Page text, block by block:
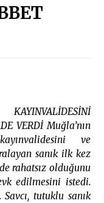
Çocuklardan
Edildi
VERDİ Muğla’nın
ve
sanık ilk kez
rahatsız olduğunu
edilmesini istedi.
tutuklu sanık